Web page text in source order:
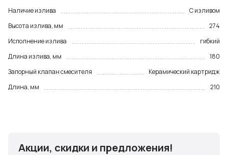
Наличие излива
С изливом
Высота излива, мм
274
Исполнение излива
гибкий
Длина излива, мм
180
Запорный клапан смесителя
Керамический картридж
Длина, мм
210
Акции, скидки и предложения!